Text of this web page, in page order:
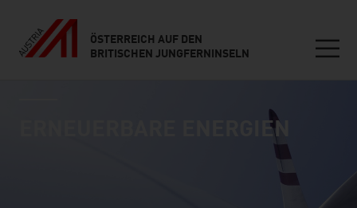
ÖSTERREICH AUF DEN
BRITISCHEN JUNGFERNINSELN
ERNEUERBARE ENERGIEN